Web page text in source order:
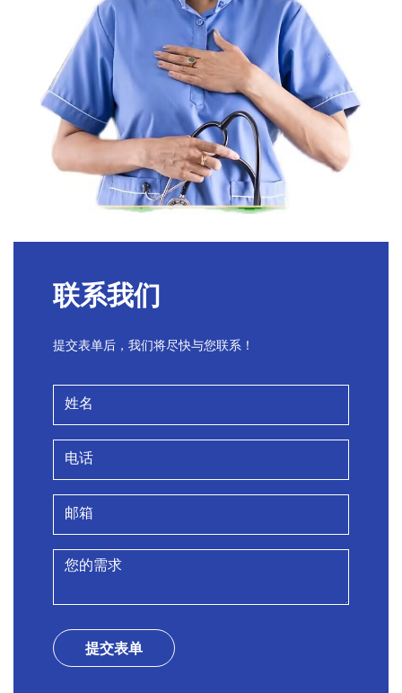
联系我们
提交表单后，我们将尽快与您联系！
提交表单